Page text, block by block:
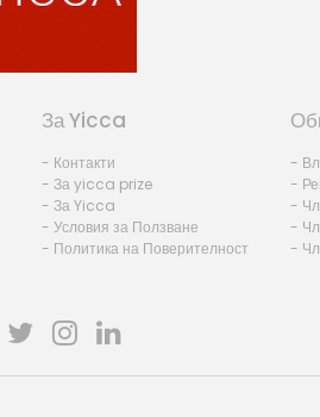
За Yicca
- Контакти
- За yicca prize
- За Yicca
- Условия за Ползване
- Политика на Поверителност
-
-
-
-
-